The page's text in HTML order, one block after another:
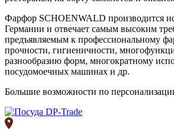
Фарфор SCHOENWALD производится
Германии и отвечает самым высоким
предъявляемым к профессиональному
прочности, гигиеничности,
разнообразию форм, многократному
посудомоечных машинах и др.
Большие возможности по